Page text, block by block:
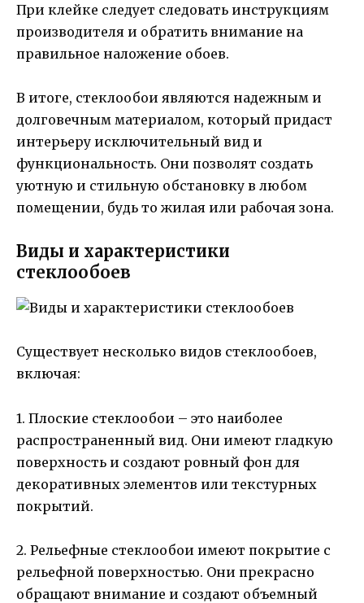
При клейке следует следовать инструкциям
производителя и обратить внимание на
правильное наложение обоев.
В итоге, стеклообои являются надежным и
долговечным материалом, который придаст
интерьеру исключительный вид и
функциональность. Они позволят создать
уютную и стильную обстановку в любом
помещении, будь то жилая или рабочая зона.
Виды и характеристики
стеклообоев
Существует несколько видов стеклообоев,
включая:
1. Плоские стеклообои – это наиболее
распространенный вид. Они имеют гладкую
поверхность и создают ровный фон для
декоративных элементов или текстурных
покрытий.
2. Рельефные стеклообои имеют покрытие с
рельефной поверхностью. Они прекрасно
обращают внимание и создают объемный